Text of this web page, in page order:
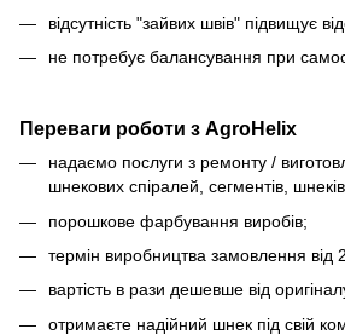
відсутність "зайвих швів" підвищує
не потребує балансування при
Переваги роботи з AgroHelix
надаємо послуги з ремонту /
шнекових спіралей, сегментів,
порошкове фарбування виробів;
термін виробництва замовлення від
вартість в рази дешевше від
отримаєте надійний шнек під свій